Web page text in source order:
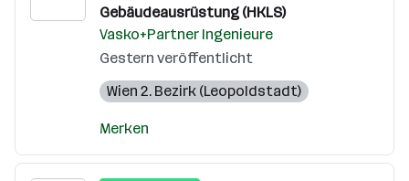
Gebäudeausrüstung (HKLS)
Vasko+Partner Ingenieure
Gestern veröffentlicht
Wien 2. Bezirk (Leopoldstadt)
Merken